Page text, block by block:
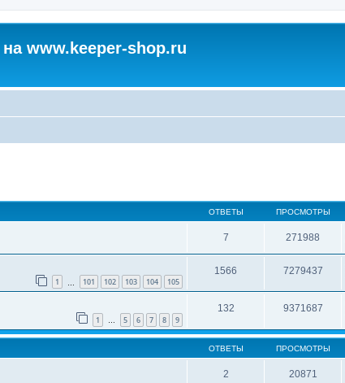
www.keeper-shop.ru
ОТВЕТЫ ПРОСМОТРЫ
7 271988
1 101 102 103 104 105
1566 7279437
1 … 5 6 7 8 9
132 9371687
ОТВЕТЫ ПРОСМОТРЫ
2 20871